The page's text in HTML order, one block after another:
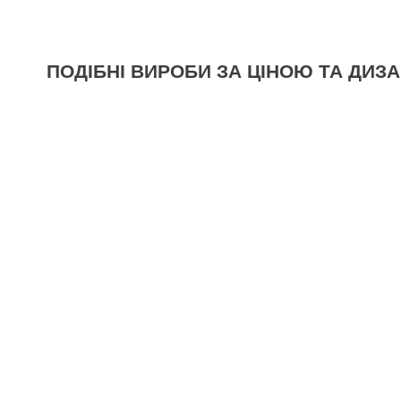
ПОДІБНІ ВИРОБИ ЗА ЦІНОЮ ТА